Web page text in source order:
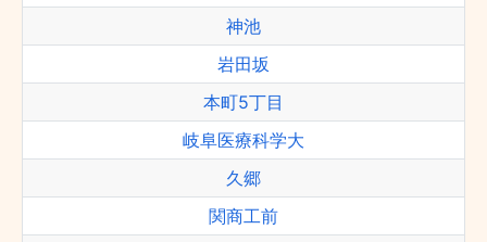
神池
岩田坂
本町5丁目
岐阜医療科学大
久郷
関商工前